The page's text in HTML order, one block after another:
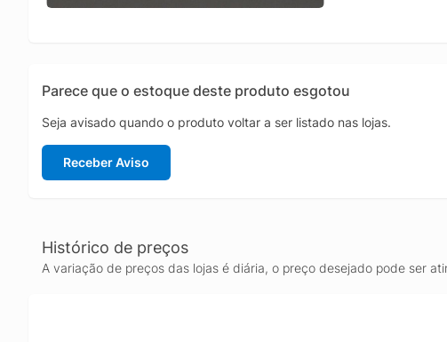
Parece que o estoque deste produto esgotou
Seja avisado quando o produto voltar a ser listado nas lojas.
Receber Aviso
Histórico de preços
A variação de preços das lojas é diária, o preço desejado pode ser